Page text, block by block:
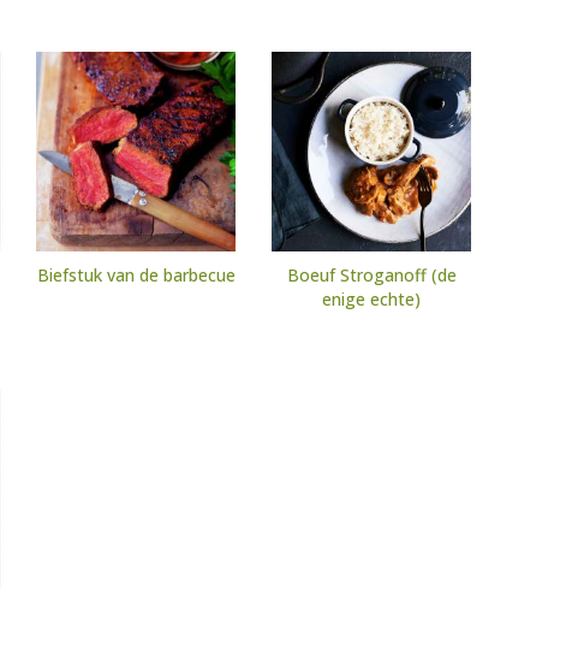
Biefstuk van de barbecue
Boeuf Stroganoff (de
enige echte)